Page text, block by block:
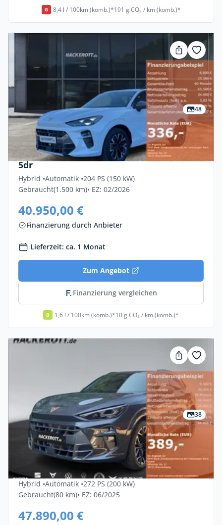
G 8,4 l / 100km (komb.)*191 g CO₂ / km (komb.)*
48
Privat & Gewerbe
Cupra Terramar 1.5 E-Hybrid 150kW DSG
5dr
Hybrid •Automatik •204 PS (150 kW)
Gebraucht(1.500 km)• EZ: 02/2026
40.950,00 €
Finanzierung durch Anbieter
Lieferzeit: ca. 1 Monat
Zum Angebot
Finanzierung vergleichen
B 1,6 l / 100km (komb.)*10 g CO₂ / km (komb.)*
38
Privat & Gewerbe
Cupra Terramar 1.5 E-HYBRID 200kW VZ
DSG 5dr
Hybrid •Automatik •272 PS (200 kW)
Gebraucht(80 km)• EZ: 06/2025
47.890,00 €